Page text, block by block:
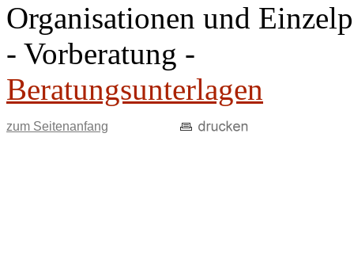
Organisationen und
- Vorberatung -
Beratungsunterlagen
zum Seitenanfang